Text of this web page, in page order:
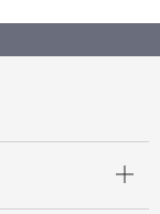
、LINEスタン